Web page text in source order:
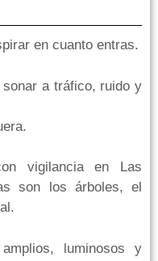
en cuanto entras.
a tráfico, ruido y
vigilancia en Las
son los árboles, el
luminosos y